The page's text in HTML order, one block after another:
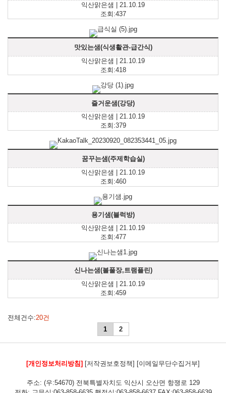
익산맑은샘 | 21.10.19
조회:437
맛있는샘(식생활관-급간식)
익산맑은샘 | 21.10.19
조회:418
즐거운샘(강당)
익산맑은샘 | 21.10.19
조회:379
꿈꾸는샘(주제학습실)
익산맑은샘 | 21.10.19
조회:460
용기샘(블럭방)
익산맑은샘 | 21.10.19
조회:477
신나는샘(볼풀장,트램플린)
익산맑은샘 | 21.10.19
조회:459
전체건수:20건
1
2
[개인정보처리방침] [저작권보호정책] [이메일무단수집거부]
주소: (우:54670) 전북특별자치도 익산시 오산면 항쟁로 129